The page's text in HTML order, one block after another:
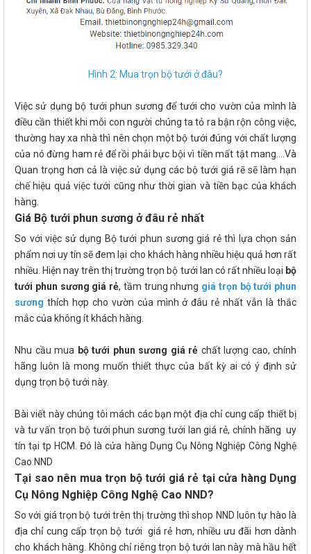
Hình 2: Mua trọn bộ tưới ở đâu?
Việc sử dụng bộ tưới phun sương để tưới cho vườn của mình là
điều cần thiết khi mỗi con người chúng ta tỏ ra bận rộn công việc,
thường hay xa nhà thì nên chọn một bộ tưới đúng với chất lượng
của nó đừng ham rẻ để rồi phải bực bội vì tiền mất tật mang....Và
Quan trọng hơn cả là việc sử dụng các bộ tưới giá rẽ sẽ làm hạn
chế hiệu quả việc tưới cũng như thời gian và tiền bạc của khách
hàng.
Giá Bộ tưới phun sương ở đâu rẻ nhất
So với việc sử dụng Bộ tưới phun sương giá rẻ thì lựa chọn sản
phẩm nơi uy tín sẽ đem lại cho khách hàng nhiều hiệu quả hơn rất
nhiều. Hiện nay trên thị trường trọn bộ tưới lan có rất nhiều loại bộ
tưới phun sương giá rẻ, tầm trung nhưng giá trọn bộ tưới phun
sương thích hợp cho vườn của mình ở đâu rẻ nhất vẫn là thắc
mắc của không ít khách hàng.
Nhu cầu mua bộ tưới phun sương giá rẻ chất lượng cao, chính
hãng luôn là mong muốn thiết thực của bất kỳ ai có ý định sử
dụng trọn bộ tưới này.
Bài viết này chúng tôi mách các bạn một địa chỉ cung cấp thiết bị
và tư vấn trọn bộ tưới phun sương tưới lan giá rẻ, chính hãng uy
tín tại tp HCM. Đó là cửa hàng Dụng Cụ Nông Nghiệp Công Nghệ
Cao NND
Tại sao nên mua trọn bộ tưới giá rẻ tại cửa hàng Dụng
Cụ Nông Nghiệp Công Nghệ Cao NND?
So với giá trọn bộ tưới trên thị trường thì shop NND luôn tự hào là
địa chỉ cung cấp trọn bộ tưới giá rẻ hơn, nhiều ưu đãi hơn dành
cho khách hàng. Không chỉ riêng trọn bộ tưới lan này mà hầu hết